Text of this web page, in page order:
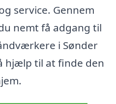
service. Gennem
nemt få adgang til
i Sønder
hjælp til at finde den